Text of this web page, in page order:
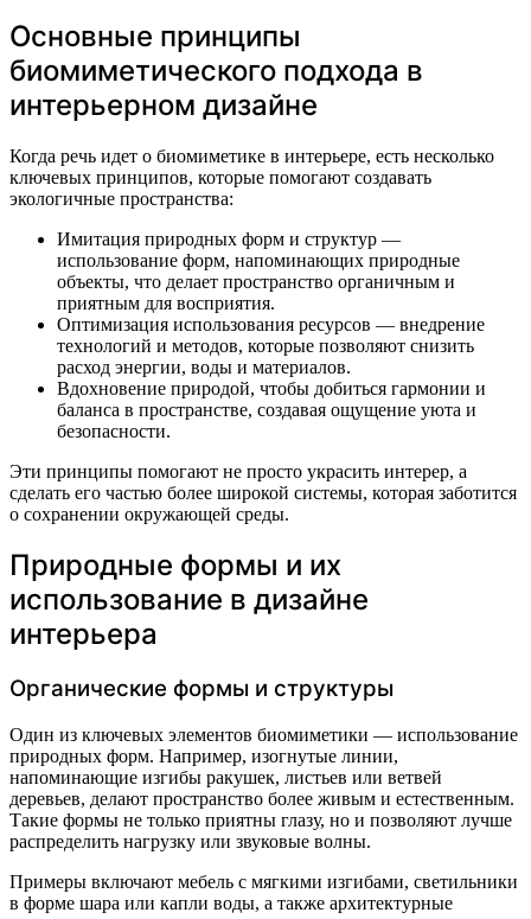
Основные принципы
биомиметического подхода в
интерьерном дизайне
Когда речь идет о биомиметике в интерьере, есть несколько
ключевых принципов, которые помогают создавать
экологичные пространства:
Имитация природных форм и структур —
использование форм, напоминающих природные
объекты, что делает пространство органичным и
приятным для восприятия.
Оптимизация использования ресурсов — внедрение
технологий и методов, которые позволяют снизить
расход энергии, воды и материалов.
Вдохновение природой, чтобы добиться гармонии и
баланса в пространстве, создавая ощущение уюта и
безопасности.
Эти принципы помогают не просто украсить интерер, а
сделать его частью более широкой системы, которая заботится
о сохранении окружающей среды.
Природные формы и их
использование в дизайне
интерьера
Органические формы и структуры
Один из ключевых элементов биомиметики — использование
природных форм. Например, изогнутые линии,
напоминающие изгибы ракушек, листьев или ветвей
деревьев, делают пространство более живым и естественным.
Такие формы не только приятны глазу, но и позволяют лучше
распределить нагрузку или звуковые волны.
Примеры включают мебель с мягкими изгибами, светильники
в форме шара или капли воды, а также архитектурные